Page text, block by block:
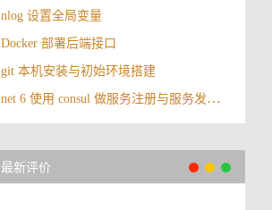
nlog 设置全局变量
Docker 部署后端接口
git 本机安装与初始环境搭建
net 6 使用 consul 做服务注册与服务发现（下）
最新评价